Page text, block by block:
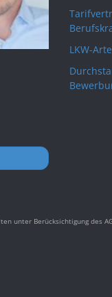
LKW-
unter Berücksichtigung des